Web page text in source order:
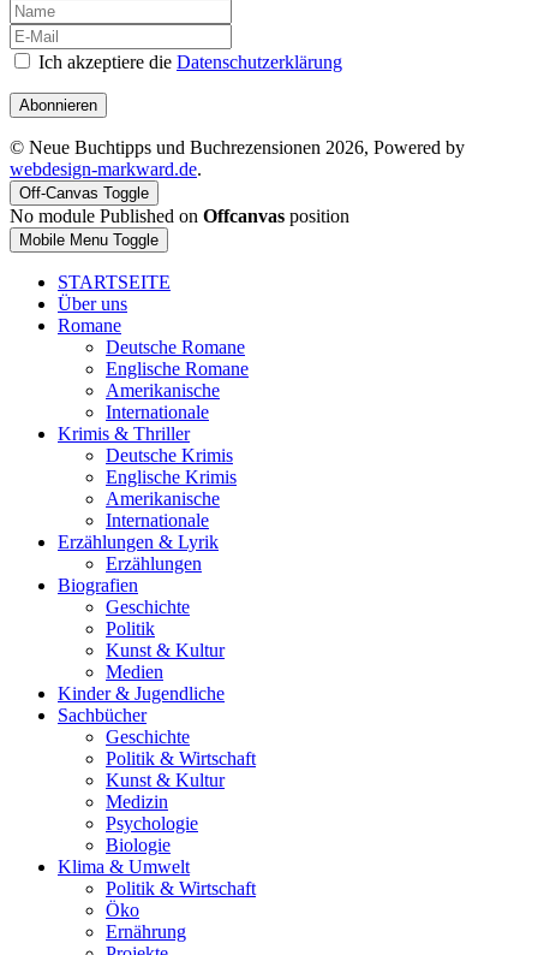
Ich akzeptiere die Datenschutzerklärung
Abonnieren
© Neue Buchtipps und Buchrezensionen 2026, Powered by
webdesign-markward.de.
Off-Canvas Toggle
No module Published on Offcanvas position
Mobile Menu Toggle
STARTSEITE
Über uns
Romane
Deutsche Romane
Englische Romane
Amerikanische
Internationale
Krimis & Thriller
Deutsche Krimis
Englische Krimis
Amerikanische
Internationale
Erzählungen & Lyrik
Erzählungen
Biografien
Geschichte
Politik
Kunst & Kultur
Medien
Kinder & Jugendliche
Sachbücher
Geschichte
Politik & Wirtschaft
Kunst & Kultur
Medizin
Psychologie
Biologie
Klima & Umwelt
Politik & Wirtschaft
Öko
Ernährung